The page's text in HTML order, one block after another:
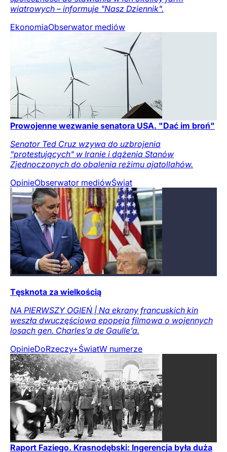
wiatrowych – informuje "Nasz Dziennik".
EkonomiaObserwator mediów
Prowojenne wezwanie senatora USA. "Dać im broń"
Senator Ted Cruz wzywa do uzbrojenia
"protestujących" w Iranie i dążenia Stanów
Zjednoczonych do obalenia reżimu ajatollahów.
OpinieObserwator mediówŚwiat
Tęsknota za wielkością
NA PIERWSZY OGIEŃ | Na ekrany francuskich kin
weszła dwuczęściowa epopeja filmowa o wojennych
losach gen. Charles’a de Gaulle’a.
OpinieDoRzeczy+ŚwiatW numerze
Raport Faziego. Krasnodębski: Ingerencja była duża